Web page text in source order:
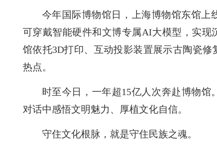
今年国际博物馆日，上海博物馆东馆上
可穿戴智能硬件和文博专属AI大模型，实现
馆依托3D打印、互动投影装置展示古陶瓷
热点。
时至今日，一年超15亿人次奔赴博物馆
对话中感悟文明魅力、厚植文化自信。
守住文化根脉，就是守住民族之魂。